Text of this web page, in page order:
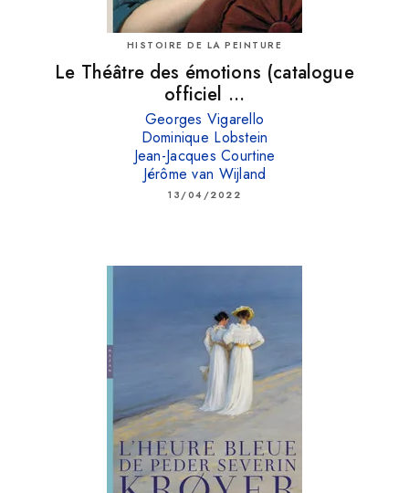
HISTOIRE DE LA PEINTURE
Le Théâtre des émotions (catalogue
officiel …
Georges Vigarello
Dominique Lobstein
Jean-Jacques Courtine
Jérôme van Wijland
13/04/2022